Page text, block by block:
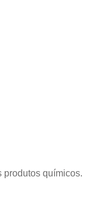
produtos químicos.